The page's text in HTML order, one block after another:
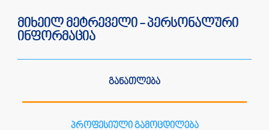
მიხეილ მეტრეველი - პერსონალური
ინფორმაცია
განათლება
პროფესიული გამოცდილება